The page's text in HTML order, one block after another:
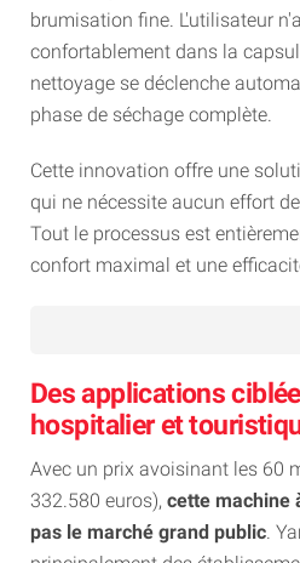
brumisation fine. L'utilisateur
confortablement dans la
nettoyage se déclenche
phase de séchage complète.
Cette innovation offre une
qui ne nécessite aucun effort
Tout le processus est
confort maximal et une
Des applications
hospitalier et
Avec un prix avoisinant les 60
332.580 euros), cette machine
pas le marché grand public.